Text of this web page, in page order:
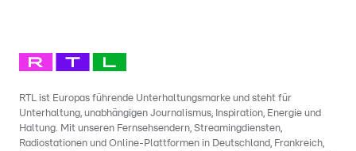
RTL ist Europas führende Unterhaltungsmarke und steht für
Unterhaltung, unabhängigen Journalismus, Inspiration, Energie und
Haltung. Mit unseren Fernsehsendern, Streamingdiensten,
Radiostationen und Online-Plattformen in Deutschland, Frankreich,